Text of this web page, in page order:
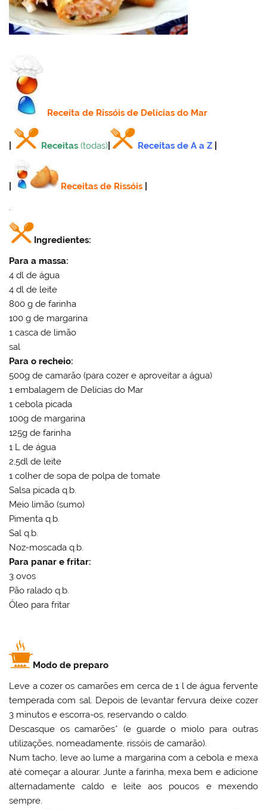
Receitade Rissóis de Delícias do Mar
Receitas (todas) Receitas de A a Z
Receitas de Rissóis
.
Ingredientes:
Para a massa:
4 dl de água
4 dl de leite
800 g de farinha
100 g de margarina
1 casca de limão
sal
Para o recheio:
500g de camarão (para cozer e aproveitar a água)
1 embalagem de Delícias do Mar
1 cebola picada
100g de margarina
125g de farinha
1 L de água
2,5dl de leite
1 colher de sopa de polpa de tomate
Salsa picada q.b.
Meio limão (sumo)
Pimenta q.b.
Sal q.b.
Noz-moscada q.b.
Para panar e fritar:
3 ovos
Pão ralado q.b.
Óleo para fritar
Modo de preparo
Leve a cozer os camarões em cerca de 1 l de água fervente
temperada com sal. Depois de levantar fervura deixe cozer
3 minutos e escorra-os, reservando o caldo.
Descasque os camarões* (e guarde o miolo para outras
utilizações, nomeadamente, rissóis de camarão).
Num tacho, leve ao lume a margarina com a cebola e mexa
até começar a alourar. Junte a farinha, mexa bem e adicione
alternadamente caldo e leite aos poucos e mexendo
sempre.